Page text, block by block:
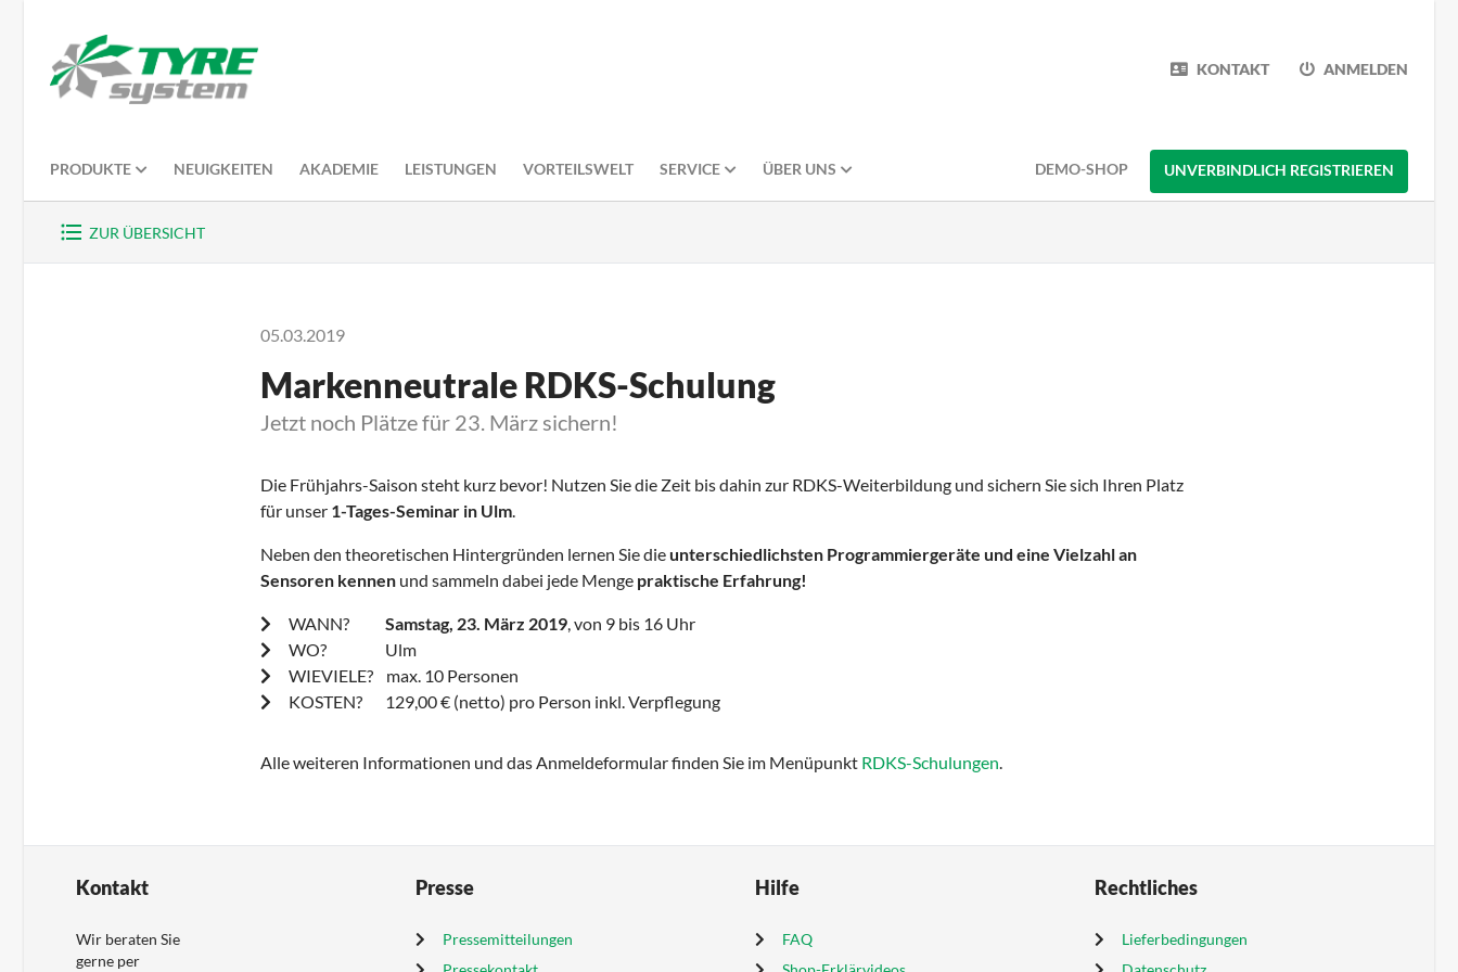
KONTAKT ANMELDEN
PRODUKTE NEUIGKEITEN AKADEMIE LEISTUNGEN VORTEILSWELT SERVICE ÜBER UNS DEMO-SHOP UNVERBINDLICH REGISTRIEREN
ZUR ÜBERSICHT
05.03.2019
Markenneutrale RDKS-Schulung
Jetzt noch Plätze für 23. März sichern!
Die Frühjahrs-Saison steht kurz bevor! Nutzen Sie die Zeit bis dahin zur RDKS-Weiterbildung und sichern Sie sich Ihren Platz
für unser 1-Tages-Seminar in Ulm.
Neben den theoretischen Hintergründen lernen Sie dieunterschiedlichsten Programmiergeräte und eine Vielzahl an
Sensoren kennen und sammeln dabei jede Menge praktische Erfahrung!
WANN? Samstag, 23. März 2019, von 9 bis 16 Uhr
WO? Ulm
WIEVIELE? max. 10 Personen
KOSTEN? 129,00 € (netto) pro Person inkl. Verpflegung
Alle weiteren Informationen und das Anmeldeformular finden Sie im Menüpunkt RDKS-Schulungen.
Kontakt
Wir beraten Sie
gerne per
Presse
Pressemitteilungen
Hilfe
FAQ
Rechtliches
Lieferbedingungen